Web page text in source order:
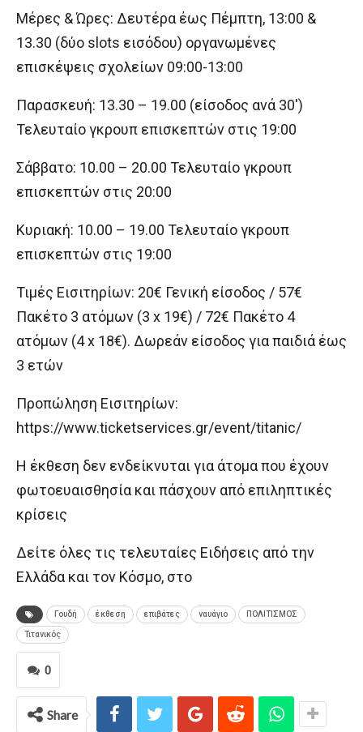
Μέρες & Ώρες: Δευτέρα έως Πέμπτη, 13:00 &
13.30 (δύο slots εισόδου) οργανωμένες
επισκέψεις σχολείων 09:00-13:00
Παρασκευή: 13.30 – 19.00 (είσοδος ανά 30′)
Τελευταίο γκρουπ επισκεπτών στις 19:00
Σάββατο: 10.00 – 20.00 Τελευταίο γκρουπ
επισκεπτών στις 20:00
Κυριακή: 10.00 – 19.00 Τελευταίο γκρουπ
επισκεπτών στις 19:00
Τιμές Εισιτηρίων: 20€ Γενική είσοδος / 57€
Πακέτο 3 ατόμων (3 x 19€) / 72€ Πακέτο 4
ατόμων (4 x 18€). Δωρεάν είσοδος για παιδιά έως
3 ετών
Προπώληση Εισιτηρίων:
https://www.ticketservices.gr/event/titanic/
Η έκθεση δεν ενδείκνυται για άτομα που έχουν
φωτοευαισθησία και πάσχουν από επιληπτικές
κρίσεις
Δείτε όλες τις τελευταίες Ειδήσεις από την
Ελλάδα και τον Κόσμο, στο
Γουδή έκθεση επιβάτες ναυάγιο ΠΟΛΙΤΙΣΜΟΣ
Τιτανικός
0
Share